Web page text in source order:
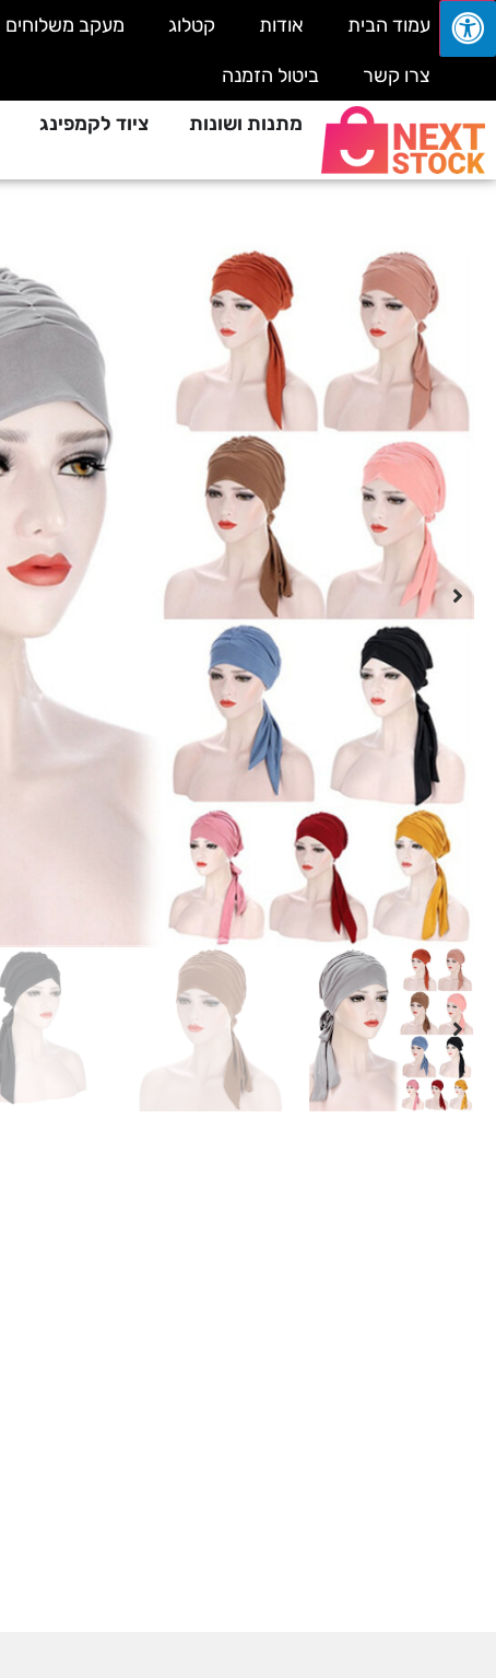
עמוד הבית אודות קטלוג מעקב משלוחים
צרו קשר
ביטול הזמנה
מתנות ושונות
ציוד לקמפינג